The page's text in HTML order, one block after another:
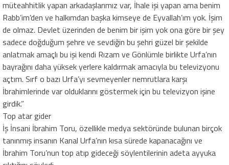
müteahhitlik yapan arkadaşlarımız var, İhale işi yapan ama benim
Rabb’im’den ve halkımdan başka kimseye de Eyvallah’ım yok. İşim
de olmaz. Devlet üzerinden de benim bir işim yok ona göre bir şey
sadece doğduğum şehre ve sevdiğin bu şehri güzel bir şekilde
anlatmak amaçlı bu işi kendi Rızam ve Gönlümle birlikte Urfa’nın
bayrağını daha yüksek yerlere kaldırmak amacıyla bu televizyonu
açtım. Sırf o bazı Urfa’yı sevmeyenler nemrutlara karşı
İbrahimlerinde var olduklarını göstermek için bu televizyon işine
girdik.”
Top atar gider
İş İnsani İbrahim Toru, özellikle medya sektöründe bulunan birçok
tanınmış insanın Kanal Urfa’nın kısa sürede kapanacağını ve
İbrahim Toru’nun top atıp gideceği söylentilerinin adeta ayyuka